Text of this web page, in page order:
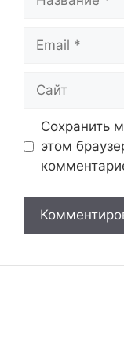
Email
Сайт
Сохранить
этом